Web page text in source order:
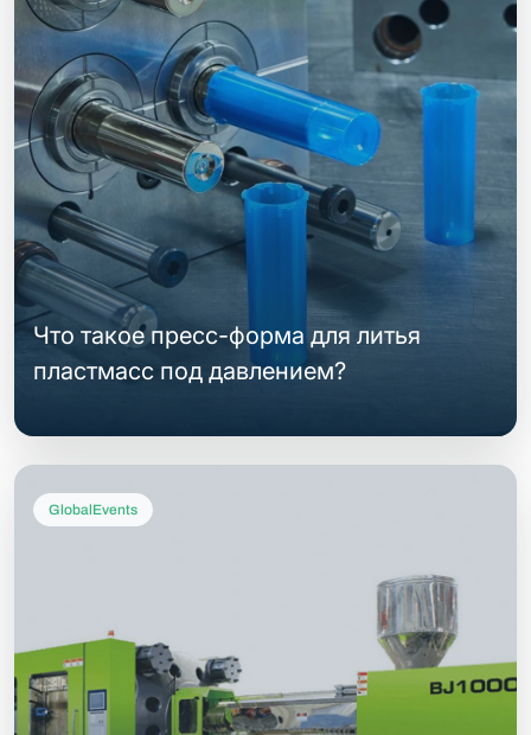
Что такое пресс-форма для литья
пластмасс под давлением?
GlobalEvents